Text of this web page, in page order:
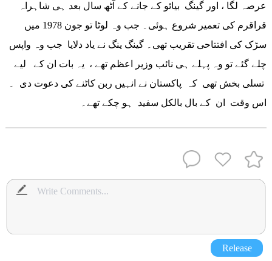
عرصہ لگا ، اور گینگ بیائو کے جانے کے آٹھ سال بعد ہی شاہراہ
قراقرم کی تعمیر شروع ہوئی۔ جب وہ لوٹا تو جون 1978 میں
سڑک کی افتتاحی تقریب تھی۔ گینگ ینگ نے یاد دلایا جب وہ واپس
چلے گئے تو وہ پہلے ہی نائب وزیر اعظم تھے ، یہ بات ان کے لیے
تسلی بخش تھی کہ پاکستان نے انہیں ربن کاٹنے کی دعوت دی ۔
اس وقت ان کے بال بالکل سفید ہو چکے تھے۔
Release